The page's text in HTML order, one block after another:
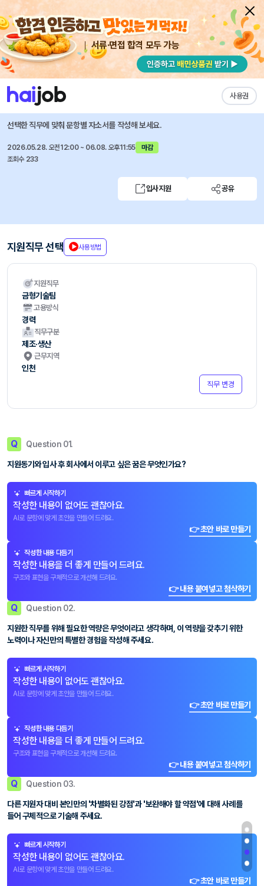
서류·면접 합격 모두 가능
사용권
채용공고 자소서 자유항목 자소서 내 작성목록
린나이코리아(주)
2026년 부문별 채용
선택한 직무에 맞춰 문항별 자소서를 작성해 보세요.
2026.05.28. 오전12:00 ~ 06.08. 오후11:55
마감
조회수 233
입사지원 공유
지원직무 선택 사용방법
지원직무
금형기술팀
고용방식
경력
직무구분
제조·생산
근무지역
인천
직무 변경
Q Question 01.
지원동기와 입사 후 회사에서 이루고 싶은 꿈은 무엇인가요?
빠르게 시작하기
작성한 내용이 없어도 괜찮아요.
AI로 문항에 맞게 초안을 만들어 드려요.
👉 초안 바로 만들기
작성한 내용 다듬기
작성한 내용을 더 좋게 만들어 드려요.
구조와 표현을 구체적으로 개선해 드려요.
👉 내용 붙여넣고 첨삭하기
Q Question 02.
지원한 직무를 위해 필요한 역량은 무엇이라고 생각하며, 이 역량을 갖추기 위한
노력이나 자신만의 특별한 경험을 작성해 주세요.
빠르게 시작하기
작성한 내용이 없어도 괜찮아요.
AI로 문항에 맞게 초안을 만들어 드려요.
👉 초안 바로 만들기
작성한 내용 다듬기
작성한 내용을 더 좋게 만들어 드려요.
구조와 표현을 구체적으로 개선해 드려요.
👉 내용 붙여넣고 첨삭하기
Q Question 03.
다른 지원자 대비 본인만의 '차별화된 강점'과 '보완해야 할 약점'에 대해 사례를
들어 구체적으로 기술해 주세요.
빠르게 시작하기
작성한 내용이 없어도 괜찮아요.
AI로 문항에 맞게 초안을 만들어 드려요.
👉 초안 바로 만들기